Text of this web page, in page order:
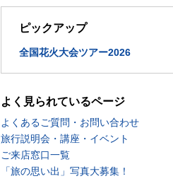
ピックアップ
全国花火大会ツアー2026
よく見られているページ
よくあるご質問・お問い合わせ
旅行説明会・講座・イベント
ご来店窓口一覧
「旅の思い出」写真大募集！